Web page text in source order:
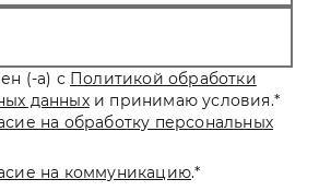
от 3 499 000 ₽
ОБСЛУЖИВАНИЕ
на дороге»
обслуживания
(-а) с Политикой обработки
данных и принимаю условия.*
на обработку персональных
на коммуникацию.*